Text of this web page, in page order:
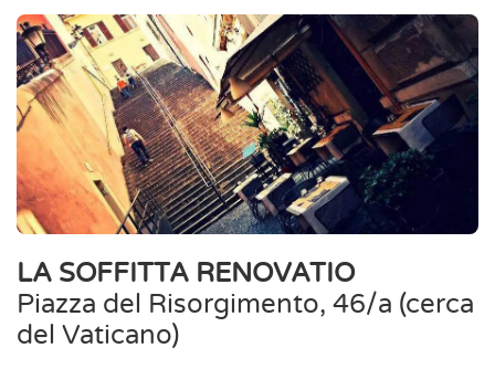
LA SOFFITTA RENOVATIO
Piazza del Risorgimento, 46/a (cerca
del Vaticano)